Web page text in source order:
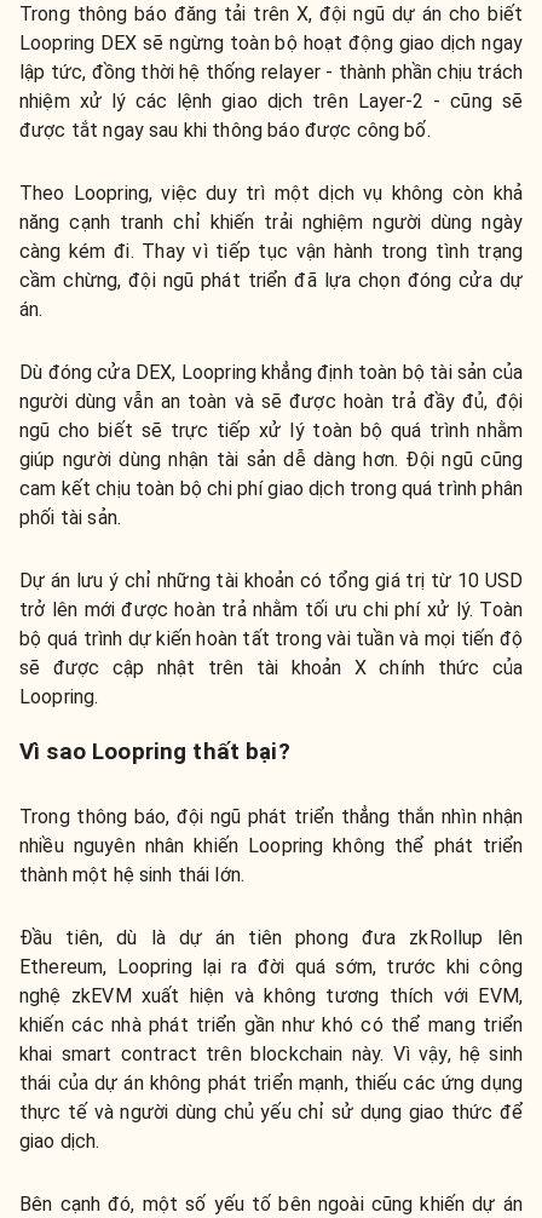
Trong thông báo đăng tải trên X, đội ngũ dự án cho biết
Loopring DEX sẽ ngừng toàn bộ hoạt động giao dịch ngay
lập tức, đồng thời hệ thống relayer - thành phần chịu trách
nhiệm xử lý các lệnh giao dịch trên Layer-2 - cũng sẽ
được tắt ngay sau khi thông báo được công bố.
Theo Loopring, việc duy trì một dịch vụ không còn khả
năng cạnh tranh chỉ khiến trải nghiệm người dùng ngày
càng kém đi. Thay vì tiếp tục vận hành trong tình trạng
cầm chừng, đội ngũ phát triển đã lựa chọn đóng cửa dự
án.
Dù đóng cửa DEX, Loopring khẳng định toàn bộ tài sản của
người dùng vẫn an toàn và sẽ được hoàn trả đầy đủ, đội
ngũ cho biết sẽ trực tiếp xử lý toàn bộ quá trình nhằm
giúp người dùng nhận tài sản dễ dàng hơn. Đội ngũ cũng
cam kết chịu toàn bộ chi phí giao dịch trong quá trình phân
phối tài sản.
Dự án lưu ý chỉ những tài khoản có tổng giá trị từ 10 USD
trở lên mới được hoàn trả nhằm tối ưu chi phí xử lý. Toàn
bộ quá trình dự kiến hoàn tất trong vài tuần và mọi tiến độ
sẽ được cập nhật trên tài khoản X chính thức của
Loopring.
Vì sao Loopring thất bại?
Trong thông báo, đội ngũ phát triển thẳng thắn nhìn nhận
nhiều nguyên nhân khiến Loopring không thể phát triển
thành một hệ sinh thái lớn.
Đầu tiên, dù là dự án tiên phong đưa zkRollup lên
Ethereum, Loopring lại ra đời quá sớm, trước khi công
nghệ zkEVM xuất hiện và không tương thích với EVM,
khiến các nhà phát triển gần như khó có thể mang triển
khai smart contract trên blockchain này. Vì vậy, hệ sinh
thái của dự án không phát triển mạnh, thiếu các ứng dụng
thực tế và người dùng chủ yếu chỉ sử dụng giao thức để
giao dịch.
Bên cạnh đó, một số yếu tố bên ngoài cũng khiến dự án